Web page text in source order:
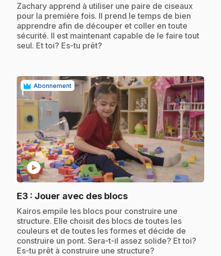
.Zachary apprend à utiliser une paire de ciseaux
pour la première fois. Il prend le temps de bien
apprendre afin de découper et coller en toute
sécurité. Il est maintenant capable de le faire tout
seul. Et toi? Es-tu prêt?
Abonnement
play_circle
E3 : Jouer avec des blocs.
.Kairos empile les blocs pour construire une
structure. Elle choisit des blocs de toutes les
couleurs et de toutes les formes et décide de
construire un pont. Sera-t-il assez solide? Et toi?
Es-tu prêt à construire une structure?